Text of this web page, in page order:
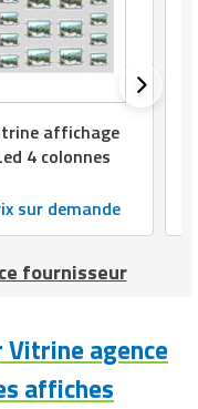
affichage
4 colonnes
sur demande
fournisseur
Vitrine agence
affiches